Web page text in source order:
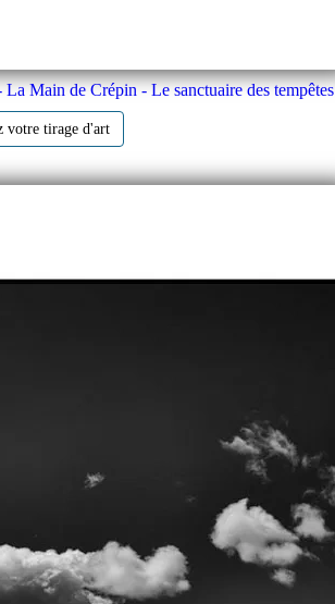
Main de Crépin - Le sanctuaire des tempêtes
votre tirage d'art